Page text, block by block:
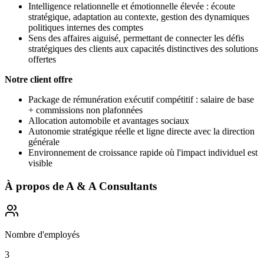
Intelligence relationnelle et émotionnelle élevée : écoute
stratégique, adaptation au contexte, gestion des dynamiques
politiques internes des comptes
Sens des affaires aiguisé, permettant de connecter les défis
stratégiques des clients aux capacités distinctives des solutions
offertes
Notre client offre
Package de rémunération exécutif compétitif : salaire de base
+ commissions non plafonnées
Allocation automobile et avantages sociaux
Autonomie stratégique réelle et ligne directe avec la direction
générale
Environnement de croissance rapide où l'impact individuel est
visible
À propos de A & A Consultants
Nombre d'employés
3